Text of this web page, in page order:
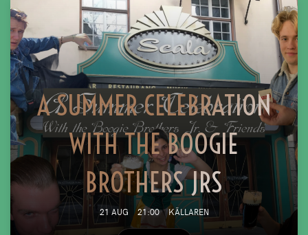
A SUMMER CELEBRATION
WITH THE BOOGIE
BROTHERS JRS
21 AUG 21:00 KÄLLAREN